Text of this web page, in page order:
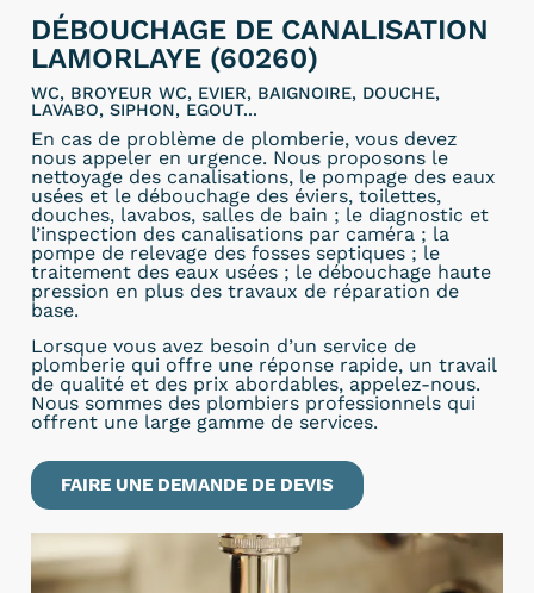
DÉBOUCHAGE DE CANALISATION
LAMORLAYE (60260)
WC, BROYEUR WC, EVIER, BAIGNOIRE, DOUCHE,
LAVABO, SIPHON, EGOUT...
En cas de problème de plomberie, vous devez
nous appeler en urgence. Nous proposons le
nettoyage des canalisations, le pompage des eaux
usées et le débouchage des éviers, toilettes,
douches, lavabos, salles de bain ; le diagnostic et
l’inspection des canalisations par caméra ; la
pompe de relevage des fosses septiques ; le
traitement des eaux usées ; le débouchage haute
pression en plus des travaux de réparation de
base.
Lorsque vous avez besoin d’un service de
plomberie qui offre une réponse rapide, un travail
de qualité et des prix abordables, appelez-nous.
Nous sommes des plombiers professionnels qui
offrent une large gamme de services.
FAIRE UNE DEMANDE DE DEVIS